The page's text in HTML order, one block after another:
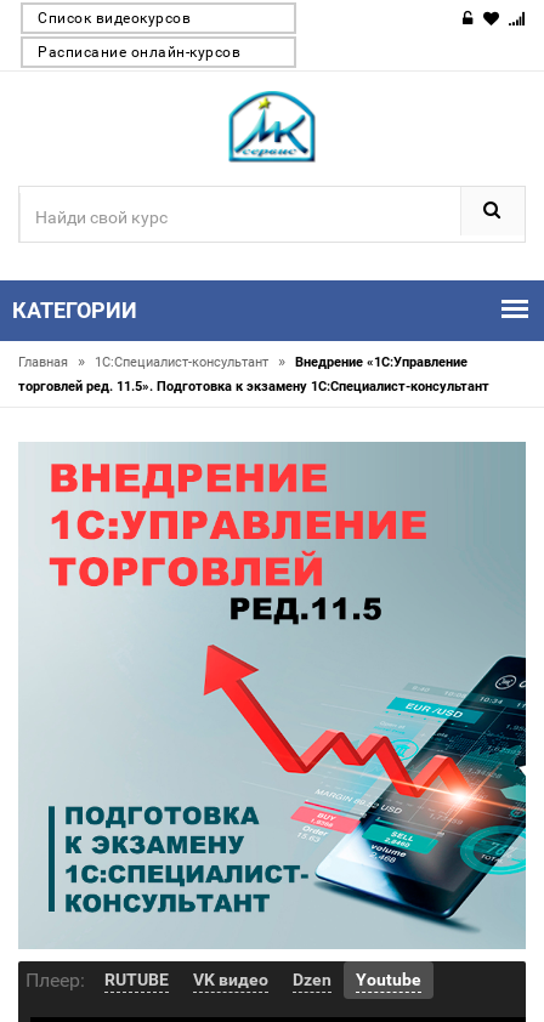
Список видеокурсов
Расписание онлайн-курсов
КАТЕГОРИИ
Главная » 1С:Специалист-консультант »
Внедрение «1С:Управление
торговлей ред. 11.5». Подготовка к экзамену 1С:Специалист-консультант
Плеер: RUTUBE VK видео Dzen Youtube